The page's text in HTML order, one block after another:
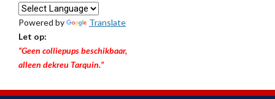
Powered by
Translate
Let op:
“Geen colliepups beschikbaar,
alleen dekreu Tarquin.”